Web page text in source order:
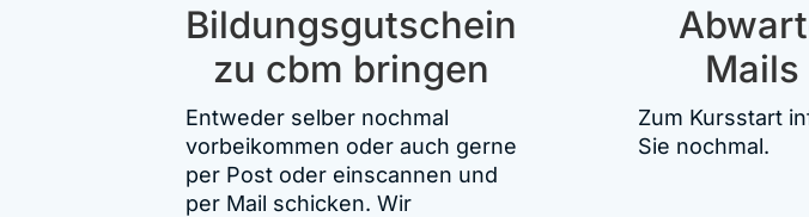
Bildungsgutschein
zu cbm bringen
Entweder selber nochmal
vorbeikommen oder auch gerne
per Post oder einscannen und
per Mail schicken. Wir
Mails
Zum Kursstart
Sie nochmal.